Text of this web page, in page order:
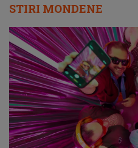
STIRI MONDENE